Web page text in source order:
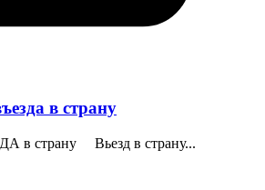
в страну
в страну Вьезд в страну...